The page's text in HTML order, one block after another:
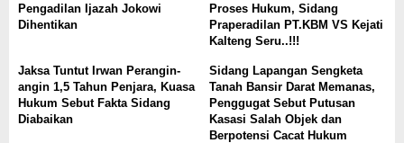
Pengadilan Ijazah Jokowi
Dihentikan
Proses Hukum, Sidang
Praperadilan PT.KBM VS Kejati
Kalteng Seru..!!!
Jaksa Tuntut Irwan Perangin-
angin 1,5 Tahun Penjara, Kuasa
Hukum Sebut Fakta Sidang
Diabaikan
Sidang Lapangan Sengketa
Tanah Bansir Darat Memanas,
Penggugat Sebut Putusan
Kasasi Salah Objek dan
Berpotensi Cacat Hukum